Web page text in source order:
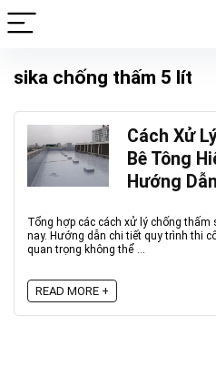
sika chống thấm 5 lít
Cách Xử
Bê Tông
Hướng
Tổng hợp các cách xử lý chống thấm
nay. Hướng dẫn chi tiết quy trình thi
quan trọng không thể ...
READ MORE +